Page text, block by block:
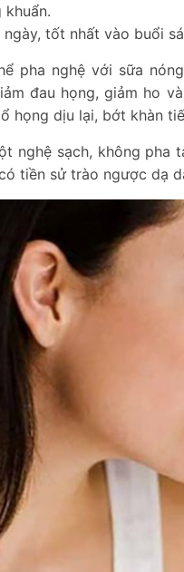
khuẩn.
ngày, tốt nhất vào buổi
pha nghệ với sữa
đau họng, giảm ho
họng dịu lại, bớt khàn
nghệ sạch, không pha
tiền sử trào ngược dạ